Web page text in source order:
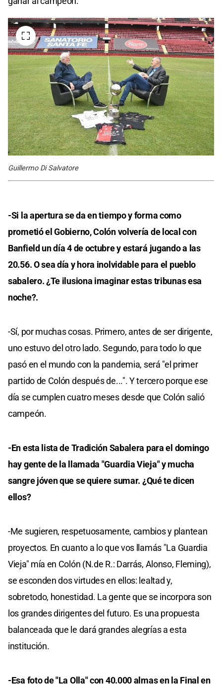
Guillermo Di Salvatore
-Si la apertura se da en tiempo y forma como
prometió el Gobierno, Colón volvería de local con
Banfield un día 4 de octubre y estará jugando a las
20.56. O sea día y hora inolvidable para el pueblo
sabalero. ¿Te ilusiona imaginar estas tribunas esa
noche?.
-Sí, por muchas cosas. Primero, antes de ser dirigente,
uno estuvo del otro lado. Segundo, para todo lo que
pasó en el mundo con la pandemia, será "el primer
partido de Colón después de...". Y tercero porque ese
día se cumplen cuatro meses desde que Colón salió
campeón.
-En esta lista de Tradición Sabalera para el domingo
hay gente de la llamada "Guardia Vieja" y mucha
sangre jóven que se quiere sumar. ¿Qué te dicen
ellos?
-Me sugieren, respetuosamente, cambios y plantean
proyectos. En cuanto a lo que vos llamás "La Guardia
Vieja" mía en Colón (N.de R.: Darrás, Alonso, Fleming),
se esconden dos virtudes en ellos: lealtad y,
sobretodo, honestidad. La gente que se incorpora son
los grandes dirigentes del futuro. Es una propuesta
balanceada que le dará grandes alegrías a esta
institución.
-Esa foto de "La Olla" con 40.000 almas en la Final en